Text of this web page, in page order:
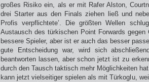
großes Risiko ein, als er mit Rafer Alston,
drei Starter aus den Finals ziehen ließ und
Profis verpflichtete’. Die größten Wellen
Austausch des türkischen Point Forwards gegen
bessere Spieler, aber ist er auch das besser
gute Entscheidung war, wird sich
beantworten lassen, aber schon jetzt ist zu
durch den Tausch taktisch mehr Möglichkeiten
kann jetzt vielseitiger spielen als mit Türkoglu,